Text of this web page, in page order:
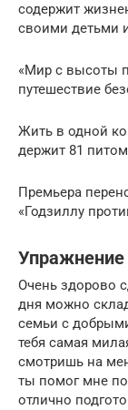
содержит
своими детьми
«Мир с высоты
путешествие
Жить в одной
держит 81
Премьера
«Годзиллу
Упражнение
Очень здорово
дня можно
семьи с
тебя самая
смотришь на
ты помог мне
отлично